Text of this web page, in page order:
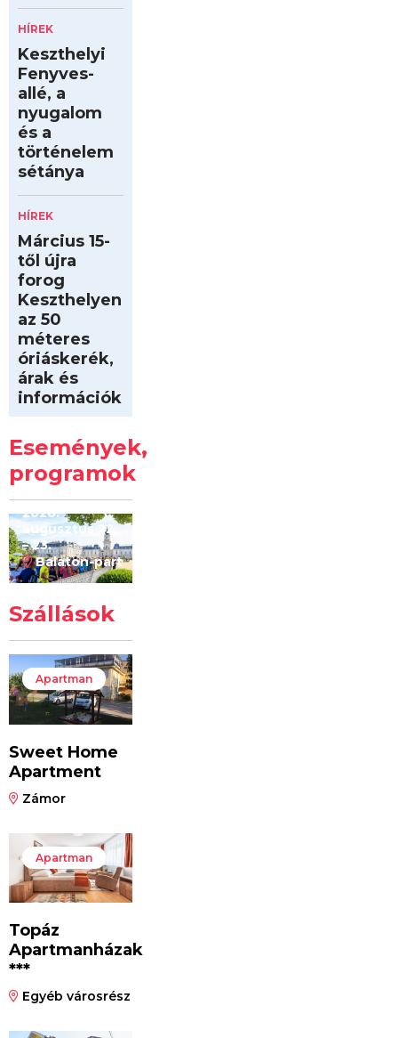
HÍREK
Keszthelyi
Fenyves-
allé, a
nyugalom
és a
történelem
sétánya
HÍREK
Március 15-
től újra
forog
Keszthelyen
az 50
méteres
óriáskerék,
árak és
információk
Események,
programok
Kilóméterek
2026
2026.
augusztus 22
– 23.
Balaton-part
Szállások
Apartman
Sweet Home
Apartment
Zámor
Apartman
Topáz
Apartmanházak
***
Egyéb városrész